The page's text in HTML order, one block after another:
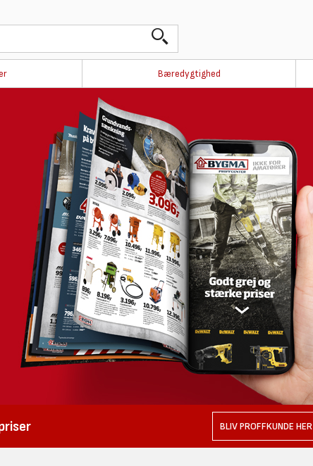
Bæredygtighed
Produktnyheder og
tests
Se vores nye univers med aktuelle nyheder til den nysgerrige
håndværker.
LÆS MERE HER
BLIV PROFFKUNDE HER